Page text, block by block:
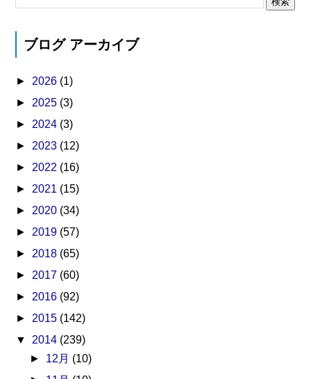
ブログ アーカイブ
► 2026 (1)
► 2025 (3)
► 2024 (3)
► 2023 (12)
► 2022 (16)
► 2021 (15)
► 2020 (34)
► 2019 (57)
► 2018 (65)
► 2017 (60)
► 2016 (92)
► 2015 (142)
▼ 2014 (239)
► 12月 (10)